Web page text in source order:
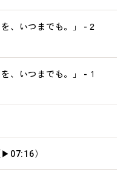
、いつまでも。」 -２
、いつまでも。」 -１
）